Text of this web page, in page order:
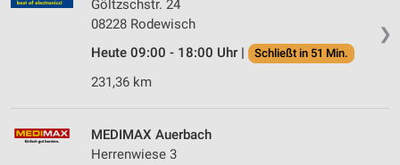
❯
Göltzschstr. 24
08228 Rodewisch
Heute 09:00 - 18:00 Uhr |
Schließt in 51 Min.
231,36 km
MEDIMAX Auerbach
Herrenwiese 3